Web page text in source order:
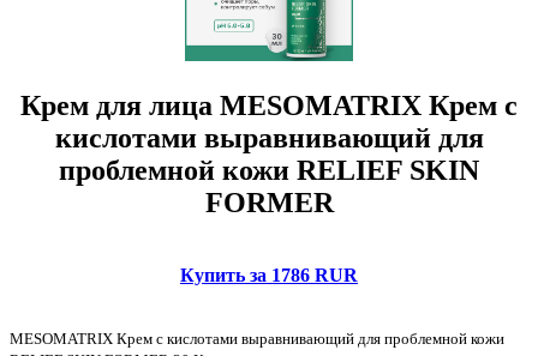
Крем для лица MESOMATRIX Крем с
кислотами выравнивающий для
проблемной кожи RELIEF SKIN
FORMER
Купить за 1786 RUR
MESOMATRIX Крем с кислотами выравнивающий для проблемной кожи